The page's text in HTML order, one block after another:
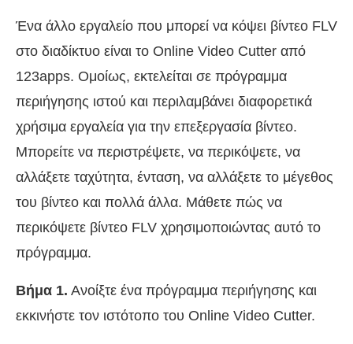
Ένα άλλο εργαλείο που μπορεί να κόψει βίντεο FLV
στο διαδίκτυο είναι το Online Video Cutter από
123apps. Ομοίως, εκτελείται σε πρόγραμμα
περιήγησης ιστού και περιλαμβάνει διαφορετικά
χρήσιμα εργαλεία για την επεξεργασία βίντεο.
Μπορείτε να περιστρέψετε, να περικόψετε, να
αλλάξετε ταχύτητα, ένταση, να αλλάξετε το μέγεθος
του βίντεο και πολλά άλλα. Μάθετε πώς να
περικόψετε βίντεο FLV χρησιμοποιώντας αυτό το
πρόγραμμα.
Βήμα 1. Ανοίξτε ένα πρόγραμμα περιήγησης και
εκκινήστε τον ιστότοπο του Online Video Cutter.